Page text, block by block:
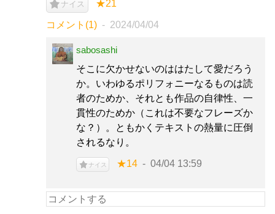
ナイス ★21
コメント(1) 2024/04/04
sabosashi
そこに欠かせないのははたして愛だろう
か。いわゆるポリフォニーなるものは読
者のためか、それとも作品の自律性、一
貫性のためか（これは不要なフレーズか
な？）。ともかくテキストの熱量に圧倒
されるなり。
ナイス ★14 04/04 13:59